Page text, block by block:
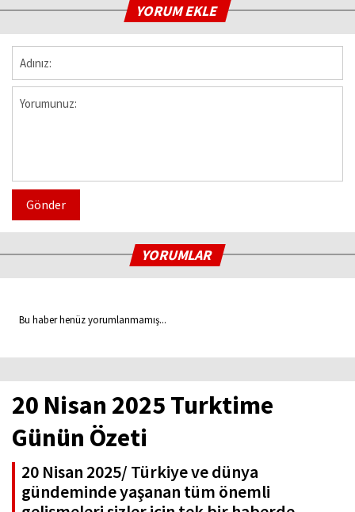
YORUM EKLE
Gönder
YORUMLAR
Bu haber henüz yorumlanmamış...
20 Nisan 2025 Turktime
Günün Özeti
20 Nisan 2025/ Türkiye ve dünya
gündeminde yaşanan tüm önemli